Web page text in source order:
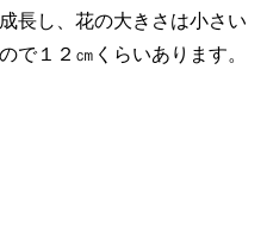
長し、花の大きさは小さい
で１２㎝くらいあります。